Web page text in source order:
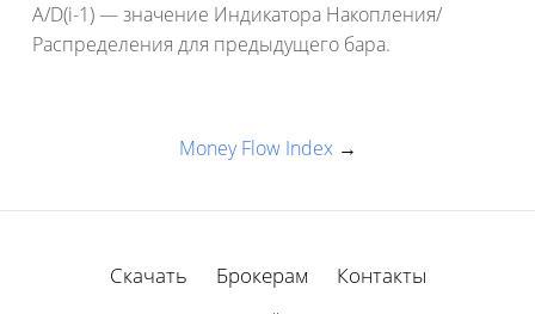
A/D(i-1) — значение Индикатора Накопления/
Распределения для предыдущего бара.
Money Flow Index →
Скачать Брокерам Контакты